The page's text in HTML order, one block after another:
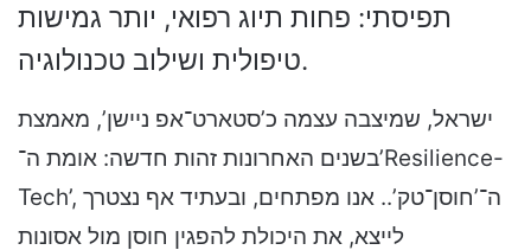
תפיסתי: פחות תיוג רפואי, יותר גמישות
טיפולית ושילוב טכנולוגיה.
ישראל, שמיצבה עצמה כ’סטארט־אפ ניישן’, מאמצת בשנים האחרונות זהות חדשה: אומת ה־’Resilience-Tech’, ה־’חוסן־טק’.. אנו מפתחים, ובעתיד אף נצטרך לייצא, את היכולת להפגין חוסן מול אסונות בלתי־נתפסים בתקציבים מוגבלים.. הרי עם האופן בו מתנהל העולם, בסוף יבואו הצרות על כולם.. ישראל, כתמיד, מקדימה את זמנה.. ● ראיון | פחות אופטימיים, יותר דרוכים: איך המצב השפיע על הישראלים ● האיסור על קנאביס רפואי בעישון: מה החלופות, ומי עשוי להרוויח הנה כמה מן המספרים מאחורי השוק שיצר את אומת החוסן־טק: דו”ח בנק ישראל ל־2025 חושף כי שיעור המדווחים על דיכאון זינק מ־24% לפני 7 באוקטובר ל־34% במהלך המלחמה.. למרות העלייה, 44% מאלו שחשו צורך בטיפול באוקטובר 2024 כלל לא פנו לסיוע, כשחוסר נגישות מצוין כחסם העיקרי.. גם מבקר המדינה מצייר תמונה דומה: סקר מאפריל 2024 מצא כי 38% מהזקוקים למענה נפשי ויתרו – בשל התורים המשתרכים.. הדו”ח מצביע על כשל עמוק בזמני ההמתנה במערכת הציבורית בזמן המלחמה: חודש וחצי עד לאבחון, והמתנה של חמישה חודשים נוספים מרגע האבחון ועד לתחילת הטיפול בפועל.. פוסט־טראומה היא אחת האבחנות הבולטות באומת החוסן־טק.. מחקר של פרופ’ יובל נריה מאוניברסיטת קולומביה מגלה כי עוד לפני המלחמה עמד שיעור הסובלים מתסמיני פוסט־טראומה בישראל על 16% – נתון גבוה משמעותית מהממוצע במדינות ה־OECD (כ־6%).. בשיא המלחמה זינק השיעור ל־29%, ושנתיים לאחר מכן הוא התייצב על 20% – רחוק מהרמה המקורית.. המספרים הללו מתרגמים למשבר.. מטופלים שנותרו ללא מענה מגיעים בלית ברירה ישירות למיון הפסיכיאטרי, ואלו שאינם מצליחים להגיע גם לשם – הופכים לעיתים לכותרות טרגיות בעיתונים.. פנינו לארבעה גורמים המייצגים פנים שונות במערכת בריאות הנפש בשאלה: בהנחה שלא ניתן להגדיל כעת משמעותית את המשאבים, מהו הצעד הדחוף והיעיל ביותר לשיפור המערכת?. התשובות שקיבלנו הפתיעו ברוחן הדומה.. הדרך לפתרון המשבר, כך עולה מהמלצותיהם, עוברת דווקא דרך צמצום והפחתה – בכמות הטיפול, בעוצמתו, ברמת ההכשרה הנדרשת מהמטפלים ואפילו בזיקה הישירה של המענה למערכת הבריאות.. כל אחד מהגורמים מציג זווית אחרת, אך הקו המקשר ברור: כדי להציל את המערכת, עלינו לשנות את הגדרת הטיפול עצמו.. לא רק פסיכולוג ד”ר אסף כספי, מנהל האגף לרפואת הנפש ע”ש דרורה ופנחס זכאי בשיבא, מסביר כי הפערים במערכת “לא נוצרו בגלל חולי הסכיזופרניה או הסובלים מדיכאון מאג’ורי עמיד לתרופות”, הוא אומר, “אלא בגלל הפסיכיאטריה ה’רכה’ יותר, זו שנובעת מהערעור הגיאופוליטי, מהשימוש ברשתות החברתיות, מהקיטוב החברתי ומההקצנה.. משהו בחוויה האנושית התקלקל לנו”.. בישראל של השנים האחרונות, המלחמה אמנם הוסיפה מטופלים עם פוסט־טראומה קשה, אך יצרה בעיקר מסה של אנשים ב”מצבי האמצע” – כאלו הסובלים מסימני טראומה אך ללא אבחנה קלינית מובהקת.. “אנשים לא עונים בהכרח להגדרות ה־DSM”, מסכם כספי.. המערכת, לדבריו, חייבת להתאים את עצמה לשינוי הזה.. “המערכת בנויה סביב ההנחה שטיפול נפשי צריך להינתן על ידי פסיכיאטר או פסיכולוג”, הוא מסביר.. מדובר במקצועות שזמני ההכשרה שלהם הם מהארוכים ביותר בעולם, גם בהשוואה לתחומים רפואיים אחרים, ולכן קשה מאוד להגדיל את מצבת כוח האדם במהירות בעת משבר.. “בפועל, אנחנו עומדים מול וריאציה מאוד גדולה של מצבים, שדורשת וריאציה של פתרונות”.. ד”ר ירדן לוינסקי, פסיכיאטר ראשי בחטיבת הקהילה בשירותי בריאות כללית, מציג תפיסה דומה.. אף שבניגוד לכספי הוא מזהה עלייה במצוקה בכל הרמות – מהחמורות ועד רמות הביניים – הפתרון בעיניו נותר זהה.. “השאלה היא בסופו של דבר מהי בריאות הנפש”, הוא אומר.. “אם נוקטים בגישה שכל אדם עם אתגר נפשי צריך פסיכיאטר, פסיכולוג ועו”ס צמוד, לעולם לא נפתור את בעיית התורים; לעולם לא יהיו לנו משאבים מספיקים לזה”.. לוינסקי מדגיש כי גישה זו נכונה לעולם כולו, “ובמיוחד לישראל, שמצטיינת ביצירת מצוקה נפשית – אבל זה החלק שאני לא יכול לפתור”.. בדומה לכך, כספי מציין כי עולם הפסיכיאטריה כבר מתכוונן מחדש עבור אותם חולים בדרגת חומרה נמוכה יותר: “הכוונה היא לתת פסיכותרפיה קצרה בגישות מותאמות אישית, ולהכשיר גורמים רבים יותר להעניק את הפן הרפואי של הטיפול”.. הוא מדגים כיצד המערכת משתנה בשטח: “רופא משפחה כבר יכול לרשום תרופות פסיכיאטריות מסוימות, ואנחנו בונים מקצוע של אחות מומחית תחום שתוכל לבצע חלק מתהליך האינטייק הפסיכיאטרי, באופן שיקצר וישפר את המפגש עם הפסיכיאטר”.. לוינסקי מסכים: “אולי לא כל טיפול צריך להינתן על ידי פסיכולוג.. אולי לא שעה, אלא עשרים דקות.. אולי שילוב של פסיכולוג מעת לעת וגורם אחר לפגישות יותר תדירות.. אולי יהיה קל יותר למצוא מקום לטיפול קבוצתי, ואולי זהו בכלל הטיפול היעיל יותר.. המפתח הוא גמישות.. היום אנחנו כבר מציעים בכללית מענה חוסן מיועצי הורים, שהם עובדים סוציאלים או יועצים חינוכיים.. זו הכשרה רצינית שניתנת בשניידר עם טובי המרצים, ובכל זאת לא ארוכה כמו הכשרה לפסיכולוגיה.. הנתונים מראים לנו שבסופו של דבר 90% מי שהופנו למאמן חוסן, לא צריכים עזרה נוספת.. הם מפנים את התור לפסיכיאטר למי שבאמת זקוקים לו.. בתוכנית אחרת של ה”כללית”, רופאי משפחה עוברים הכשרה ייעודית למתן מענה ראשוני ורישום תרופות פסיכיאטריות במקרים קלים.. התהליך מתבסס על שאלונים שממלא המטופל בטלפון, בליווי מערכות תומכות החלטה.. “אך אחד האתגרים כאן הוא הסברתי”, מבהיר לוינסקי.. “מבחינת הלקוח בתחום בריאות הנפש, אם הוא לא קיבל פסיכולוג או פסיכיאטר – הוא מרגיש שלא קיבל שירות”.. ה-AI לשירותכם הדוגמה הזו מסמנת גם את חדירתה המסיבית של הבינה המלאכותית לתחום.. “פעם חשבנו שהפסיכיאטריה תהיה הרכיב האחרון ברפואה שיעבור לידי רובוטים”, אומר כספי.. “היום, כשאנו מבינים את יכולות ה־AI, אנחנו חושבים שהיא תהיה הראשונה”.. כספי עצמו מעורב בפיתוח המערכת “ליב” (Liv), המבצעת תהליך קבלה ראשוני למטופלים המגיעים לבית החולים.. “אמנם 40% מהמגיעים למיון פסיכיאטרי אינם במצב המאפשר שיחה עם מכונה”, הוא מסביר, “אבל זה משאיר 60% – שחלקם פשוט התייאשו מההמתנה לתור – שעבורם זה פתרון מצוין”.. התגובות לבוט, שאומן ספציפית למתן תמיכה נפשית, מפתיעות לטובה.. “המטופלים מתחברים אליו ולא רוצים לעזוב את המסך.. הם מרגישים שמקשיבים להם, שמתקפים אותם.. הצ’ט לא מסתכל בשעון; אין לו שיפוטיות בעיניים או חיווי בלתי־מילולי שמשדר למטופל שמה שעובר עליו הוא ‘לא נורא'”.. כספי רואה תפקיד משמעותי גם לאפליקציות עזרה עצמית.. “אלה שפותחו על ידי גורמי בריאות הנפש שיודעים מה הם עושים, והיתרונות של חלקן גם הוכחו מדעית”.. אומרים שהמצוקה בתקופה הנוכחית נובעת במידה רבה מבדידות.. האם טיפול נפשי לא אמור להתחיל ולהסתיים בקשר רגשי?. “בוודאי שטיפול מצריך קשר רגשי”, משיב כספי, “אבל באמצע הלילה, כשכולם בבית ישנים והחלופה היחידה למצוקה היא אכילה רגשית – הבוט הוא בכל זאת מענה”.. באשר לקשר הרגשי עצמו, כספי סבור שאין הכרח שהוא יגיע אך ורק מעולם הפסיכיאטריה הקלאסי: “אני נגד שרלטנים, אבל בעד טיפולים משלימים שאינם מבטיחים את מה שהם לא יכולים לקיים.. זה יכול להיות טיפול במגע, חשיפה לטבע או תרפיה באמנות”.. מאבחנים את עצמנו לדעת אם הפתרונות הללו נראים לכם כפשרה, כספי ולוינסקי מזכירים כי לא מדובר בתחליף לטיפול נפשי קבוע, אלא בחלופה למציאות של המתנה בתור במשך חצי שנה.. מאחורי הגישה הזו עומד שינוי תרבותי עמוק.. “מה שפעם נחשב לחטא דתי הפך לפשע, והיום – למחלה”, טען הסוציולוג פיטר קונרד מאוניברסיטת ברנדייס.. קונרד היה מחלוצי החוקרים שזיהו כיצד החברה המודרנית הופכת התנהגויות שנחשבו בעבר לחלק מהרצף הנורמלי, או להתנהגות שנויה במחלוקת אך נשלטת, למחלות טעונות טיפול.. תקופת הפוסט־קורונה האיצה את המגמה הזו; המצוקה העולמית הפחיתה את הסטיגמה סביב טיפול, אך הותירה על כנה את התפיסה כי כל קושי זקוק למענה רפואי.. השיח על בריאות הנפש, שהפך לאחד הדומיננטיים בקרב דור ה־Z והמילניאלים, מתמזג כיום עם שיח הזהויות: צעירים רבים מאמצים את התיוג הרפואי שלהם כחלק בלתי נפרד מהגדרת העצמי שלהם.. גם גורמי בריאות הנפש וגם סוציולוגים מתריעים כי ה”מדיקליזציה” של הנפש באה לעיתים על חשבון גישות אחרות.. הפילוסוף הבריטי מארק פישר, למשל, דיבר על הצורך ב”רה־פוליטיזציה” של השיח: ההבנה ששיפור במצב הנפשי של האוכלוסייה יכול לנבוע משינויים חברתיים ומבניים, ולא רק מטיפול.. בסופו של דבר, נראה כי הקפיטליזם הוא שיניע את המהפכה הזו; למערכת הבריאות פשוט אין יותר תקציב לממן את המענה הרפואי הישן.. אולם פתרון אמיתי דורש יותר מאשר רק זניחת המודל הרפואי – הוא מחייב הצבת אלטרנטיבה.. “אנשים שמאובחנים במחלה נפשית עוברים סוג של הסללה”, אומרת ד”ר הלה הדס, מנכ”לית עמותת אנוש.. העמותה מפעילה מערכי דיור ותמיכה מחוץ למערכת הרפואית, לצד פעילות מניעה והפחתת סטיגמה.. “אני לא טוענת שהאבחון אינו ענייני”, מבהירה הדס, “אלא שהמערכת בנויה כך שבלי אבחון קשה מאוד לקבל תמיכה, וברגע שניתן אבחון – הוא מחייב את המערכת לסוג מאוד מסוים של מענה”.. לדבריה, “אנחנו רואים צעירים שזקוקים לסיוע, אך אין הצדקה שייכנסו למסלול של חולים.. אנחנו מכוונים לעולם של זיהוי מוקדם וליווי ללא צורך בתיוג רפואי.. אני מאמינה שזהו גם האינטרס של המערכת, ובסופו של דבר – זהו שינוי חיובי”.. הגישה החדשה מחייבת הגדרה מחדש של אחריות מערכתית.. “אם האנשים הללו לא שייכים לבריאות הנפש, למי הם כן שייכים?. למשרד הבריאות?. לשירות הפסיכולוגי־חינוכי?. אולי לרווחה?”, תוהה הדס.. עבורה, העתיד אינו טמון במחלקות שיקום טובות יותר, אלא בכך שהצורך בהן יצטמצם.. “בני נוער זקוקים לסיוע הוליסטי ומניעתי הרבה לפני שלב האבחון.. טיפול כזה יבנה אמון במערכת; אם הם יזדקקו בעתיד לעזרה תרופתית או לאשפוז, הם לא יירתעו – כי הם כבר ידעו שטיפול הוא לא רק תרופות ומחלקה סגורה”.. בדומה ללוינסקי וכספי, גם היא קוראת לשבור את הקיבעון הטיפולי.. “מטופלים צריכים לדעת שהם לא חייבים לקבל ‘הכל’.. אם הספר קובע שבעיה מסוימת מצריכה 12 פגישות, אף אחד לא צריך לכעוס אם המטופל הסתפק בפחות.. לא חייבים לשמור על רצף טיפולי נוקשה כדי לקבל מענה”.. אויב בריאות ציבור לגבי תפקידי טיפול שאינם מוצעים על ידי רופאים או פסיכולוגים רשמיים, הדס לא רואה בכך את הפתרון, אלא להיפך.. “את ‘תומכי בריאות הנפש’ לא אספו מהרחוב; אלו עו”סים שנלקחו ממקומות אחרים, ועכשיו נוצרו תורים חדשים היכן שלא היו קודם”, היא מתריעה.. “אי אפשר לבוא אליהם בטענות, כי הם נתנו מענה מהיר ב’בור’ שנוצר אחרי 7 באוקטובר, אבל עכשיו עלינו להבין שהמודל הזה משחזר את המצב הקיים.. זו שוב הקופה שמציעה ‘עוד טיפול’, במקום לרכז מאמץ בפעילות חינוכית, קהילתית ורווחתית שעובדת לא רק עם המטופל, אלא עם המעגלים שסביבו”.. פרופ’ חגי לוין, יו”ר איגוד רופאי בריאות הציבור, תומך גם הוא ברעיון של מענה שאינו בהכרח רפואי.. “אנחנו אומה בטראומה”, הוא קובע.. “המלחמה היא אויב בריאות הציבור מספר אחת, אך היא ממשיכה מתח חברתי שגם כך פירק את הקהילתיות.. אנחנו זקוקים למנהיגות שתביא ריפוי”.. ברמה האופרטיבית, לוין מציע להקים יחידת ניהול בריאות בכל רשות מקומית, ואפילו בכל שכונה.. “מאמאנט, רשת מועדוני הכדורעף לבתי הספר, למשל, היא דוגמה מדהימה למיזם שיוצר קהילתיות לצד תרומה לבריאות”, הוא מסביר.. “דברים כאלה קורים בשטח, אבל דרושה התכוונות מערכתית”.. לצד זאת, הוא מדגיש כי המענה הקהילתי אינו בא על חשבון טיפול פרטני.. “יש לתת מענה לפרט הסובל.. דרוש לכך יותר כוח אדם לצד הטמעה של טכנולוגיות כמו מציאות מדומה ו־AI.. יש אנשים שחייבים טיפול תרופתי ופשוט לא מגיעים אליהם.. אלו ערוצים מקבילים, לא סותרים”.. לוינסקי מדגיש כי למרות ההתייעלות, המחסור במשאבים נותר אקוטי.. “מרפאות בריאות הנפש עדיין זקוקות למשאבים נוספים כדי לתת מענה ראוי”, הוא מבהיר..